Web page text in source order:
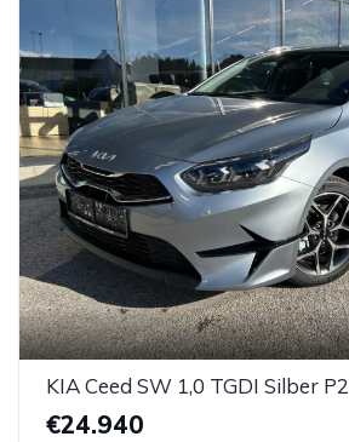
KIA Ceed SW 1,0 TGDI Silber P2
€24.940